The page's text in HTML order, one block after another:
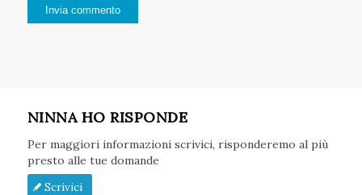
NINNA HO RISPONDE
Per maggiori informazioni scrivici, risponderemo al più
presto alle tue domande
Scrivici